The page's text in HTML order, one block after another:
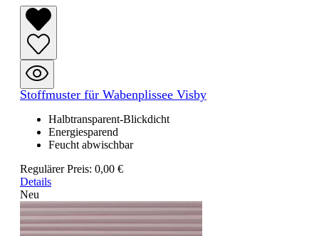
Stoffmuster für Wabenplissee Visby
Halbtransparent-Blickdicht
Energiesparend
Feucht abwischbar
Regulärer Preis: 0,00 €
Details
Neu